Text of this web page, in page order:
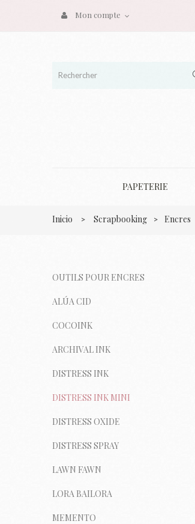
Mon compte
PAPETERIE
Inicio > Scrapbooking > Encres
OUTILS POUR ENCRES
ALÚA CID
COCOINK
ARCHIVAL INK
DISTRESS INK
DISTRESS INK MINI
DISTRESS OXIDE
DISTRESS SPRAY
LAWN FAWN
LORA BAILORA
MEMENTO